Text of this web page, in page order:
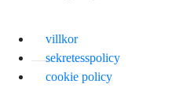
villkor
sekretesspolicy
cookie policy